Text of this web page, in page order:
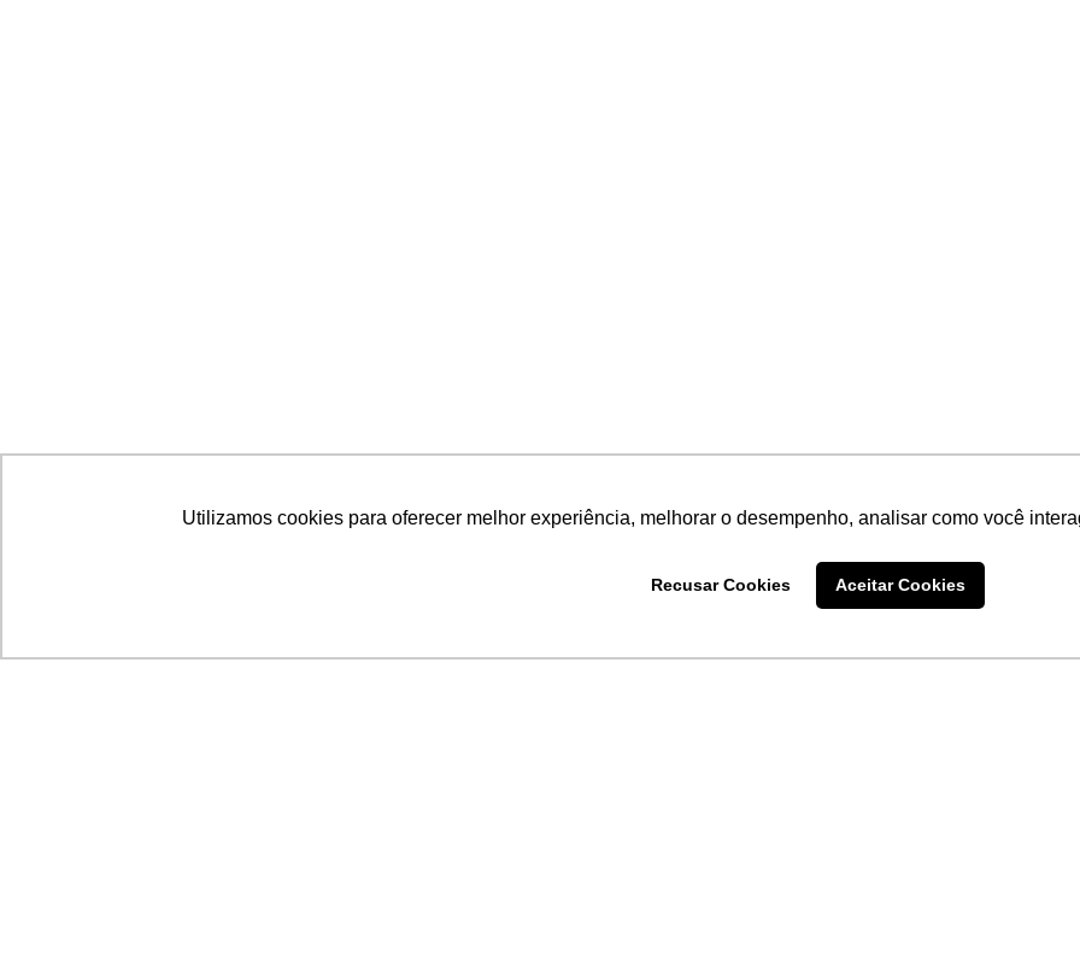
Utilizamos cookies para oferecer melhor experiência, melhorar o desempenho, analisar como você
Recusar Cookies Aceitar Cookies